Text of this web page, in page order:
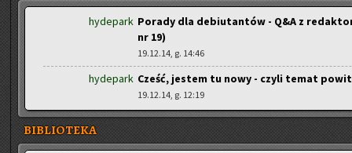
hydepark Porady dla debiutantów - Q&A z
nr 19)
19.12.14, g. 14:46
hydepark Cześć, jestem tu nowy - czyli temat
19.12.14, g. 12:19
BIBLIOTEKA